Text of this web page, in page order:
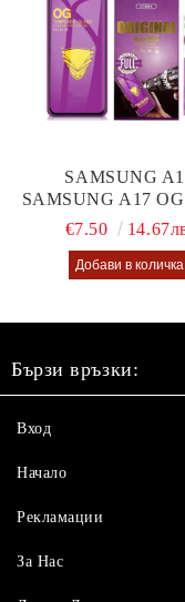
SAMSUNG
SAMSUNG A17
GLUE GLASS
€7.50
Бързи връзки:
Вход
Начало
Рекламации
За Нас